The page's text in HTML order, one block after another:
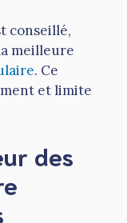
conseillé,
meilleure
. Ce
et limite
des